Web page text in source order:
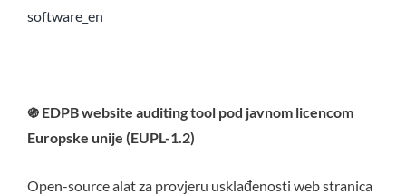
software_en
֍ EDPB website auditing tool pod javnom licencom
Europske unije (EUPL-1.2)
Open-source alat za provjeru usklađenosti web stranica